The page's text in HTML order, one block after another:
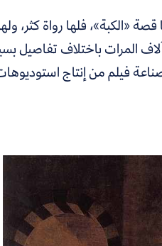
قصة «الكبة»، فلها رواة كثر،
المرات باختلاف تفاصيل
فيلم من إنتاج